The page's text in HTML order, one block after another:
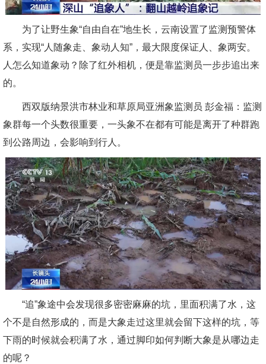
为了让野生象“自由自在”地生长，云南设置了监测预警体
系，实现“人随象走、象动人知”，最大限度保证人、象两安。
人怎么知道象动？除了红外相机，便是靠监测员一步步追出来
的。
西双版纳景洪市林业和草原局亚洲象监测员 彭金福：监测
象群每一个头数很重要，一头象不在都有可能是离开了种群跑
到公路周边，会影响到行人。
“追”象途中会发现很多密密麻麻的坑，里面积满了水，这
个不是自然形成的，而是大象走过这里就会留下这样的坑，等
下雨的时候就会积满了水，通过脚印如何判断大象是从哪边走
的呢？